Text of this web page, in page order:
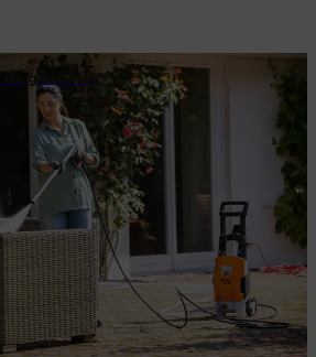
giardino